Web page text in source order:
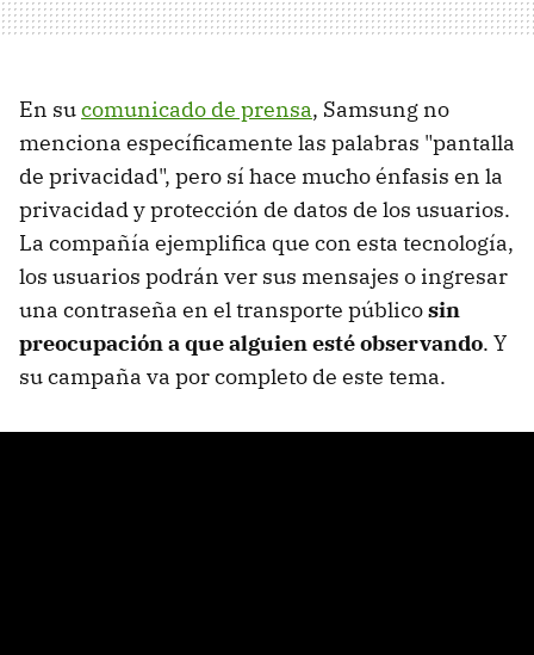
En sucomunicado de prensa, Samsung no
menciona específicamente las palabras "pantalla
de privacidad", pero sí hace mucho énfasis en la
privacidad y protección de datos de los usuarios.
La compañía ejemplifica que con esta tecnología,
los usuarios podrán ver sus mensajes o ingresar
una contraseña en el transporte públicosin
preocupación a que alguien esté observando. Y
su campaña va por completo de este tema.